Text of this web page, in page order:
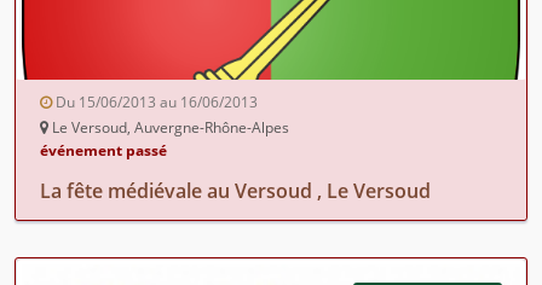
Du 15/06/2013 au 16/06/2013
Le Versoud, Auvergne-Rhône-Alpes
événement passé
La fête médiévale au Versoud , Le Versoud